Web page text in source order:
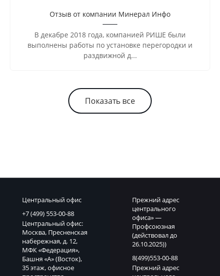
Отзыв от компании Минерал Инфо
В декабре 2018 года, компанией РИШЕ были
выполнены работы по установке перегородки и
раздвижной д...
Показать все
Центральный офис
+7 (499) 553-00-88
Центральный офис:
Москва, Пресненская
набережная, д. 12,
МФК «Федерация»,
Башня «А» (Восток),
35 этаж, офисное
Прежний адрес
центрального
офиса» —
Профсоюзная
(действовал до
26.10.2025))
8(499)553-00-88
Прежний адрес